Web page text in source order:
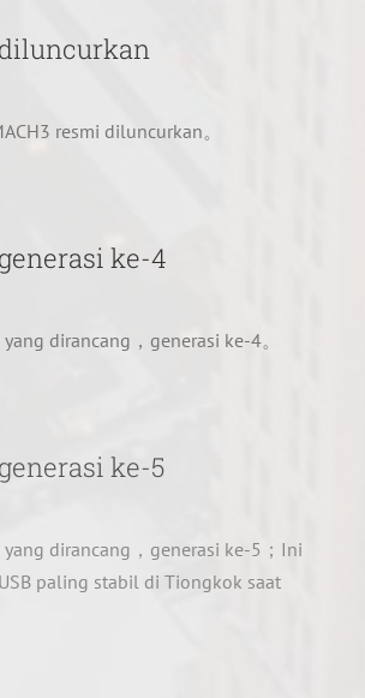
resmi diluncurkan。
ke-4
dirancang，generasi ke-4。
ke-5
dirancang，generasi ke-5；Ini
paling stabil di Tiongkok saat